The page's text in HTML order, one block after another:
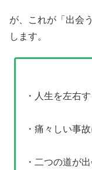
が、これが「出会
します。
・人生を左右
・痛々しい事
・二つの道が